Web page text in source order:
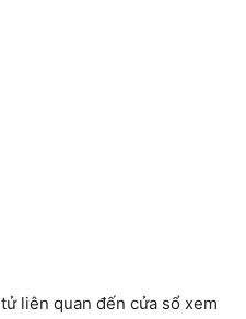
liên quan đến cửa sổ xem